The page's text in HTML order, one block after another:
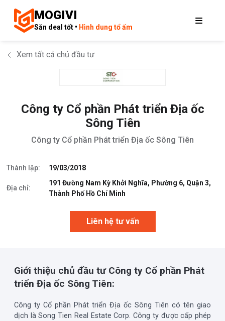
MOGIVI
Săn deal tốt • Hình dung tổ ấm
Xem tất cả chủ đầu tư
Công ty Cổ phần Phát triển Địa ốc
Sông Tiên
Công ty Cổ phần Phát triển Địa ốc Sông Tiên
Thành lập: 19/03/2018
Địa chỉ:
191 Đường Nam Kỳ Khởi Nghĩa, Phường 6, Quận 3,
Thành Phố Hồ Chí Minh
Liên hệ tư vấn
Giới thiệu chủ đầu tư Công ty Cổ phần Phát
triển Địa ốc Sông Tiên:
Công ty Cổ phần Phát triển Địa ốc Sông Tiên có tên giao
dịch là Song Tien Real Estate Corp. Công ty được cấp phép